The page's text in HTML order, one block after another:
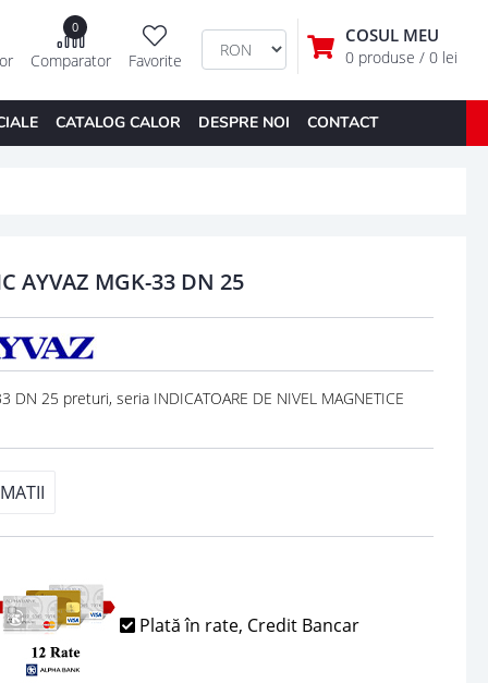
COSUL MEU
0 produse / 0 lei
Favorite
0
Comparator
CATALOG CALOR DESPRE NOI CONTACT
AYVAZ MGK-33 DN 25
DN 25 preturi, seria INDICATOARE DE NIVEL MAGNETICE
Plată în rate, Credit Bancar